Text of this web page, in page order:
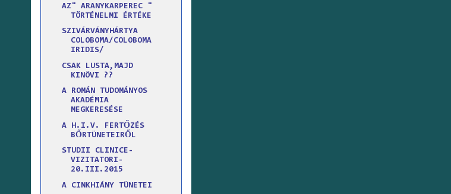
AZ" ARANYKARPEREC "
TÖRTÉNELMI ÉRTÉKE
SZIVÁRVÁNYHÁRTYA
COLOBOMA/COLOBOMA
IRIDIS/
CSAK LUSTA,MAJD
KINÖVI ??
A ROMÁN TUDOMÁNYOS
AKADÉMIA
MEGKERESÉSE
A H.I.V. FERTŐZÉS
BŐRTÜNETEIRŐL
STUDII CLINICE-
VIZITATORI-
20.III.2015
A CINKHIÁNY TÜNETEI